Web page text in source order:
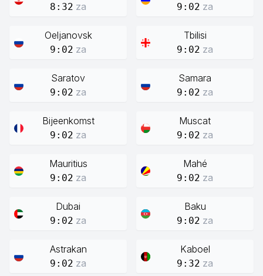
8:32 za 9:02 za
Oeljanovsk
9:02 za
Tbilisi
9:02 za
Saratov
9:02 za
Samara
9:02 za
Bijeenkomst
9:02 za
Muscat
9:02 za
Mauritius
9:02 za
Mahé
9:02 za
Dubai
9:02 za
Baku
9:02 za
Astrakan
9:02 za
Kaboel
9:32 za